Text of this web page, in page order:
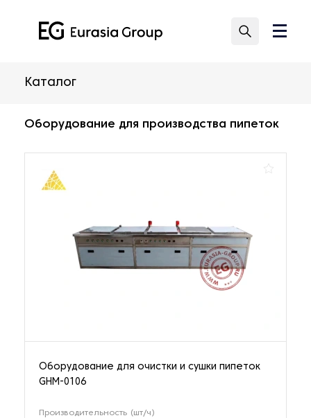
Каталог
Оборудование для производства пипеток
Оборудование для очистки и сушки пипеток
GHM-0106
Производительность (шт/ч)